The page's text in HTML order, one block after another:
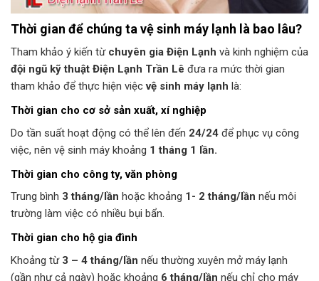
Thời gian để chúng ta vệ sinh máy lạnh là bao lâu?
Tham khảo ý kiến từ chuyên gia Điện Lạnh và kinh nghiệm của
đội ngũ kỹ thuật Điện Lạnh Trần Lê đưa ra mức thời gian
tham khảo để thực hiện việcvệ sinh máy lạnh là:
Thời gian cho cơ sở sản xuất, xí nghiệp
Do tần suất hoạt động có thể lên đến 24/24 để phục vụ công
việc, nên vệ sinh máy khoảng 1 tháng 1 lần.
Thời gian cho công ty, văn phòng
Trung bình 3 tháng/lần hoặc khoảng 1- 2 tháng/lần nếu môi
trường làm việc có nhiều bụi bẩn.
Thời gian cho hộ gia đình
Khoảng từ 3 – 4 tháng/lần nếu thường xuyên mở máy lạnh
(gần như cả ngày) hoặc khoảng 6 tháng/lần nếu chỉ cho máy